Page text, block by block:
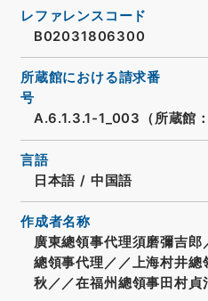
レファレンスコード
B02031806300
所蔵館における請求番
号
A.6.1.3.1-1_003（所蔵館
言語
日本語 / 中国語
作成者名称
廣東總領事代理須磨彌吉郎
總領事代理／／上海村井
秋／／在福州總領事田村貞